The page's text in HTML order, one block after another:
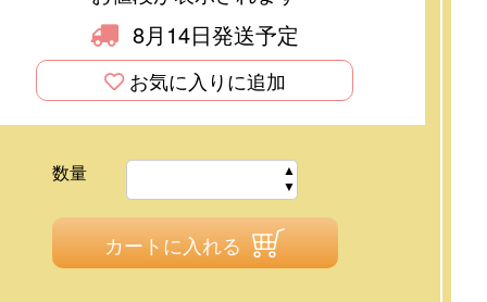
8月14日発送予定
お気に入りに追加
数量
カートに入れる